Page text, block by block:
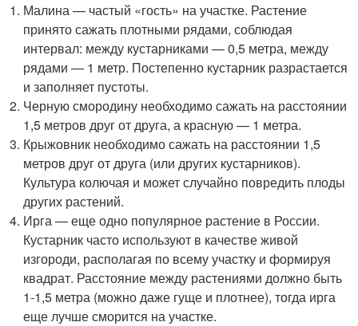
Малина — частый «гость» на участке. Растение
принято сажать плотными рядами, соблюдая
интервал: между кустарниками — 0,5 метра, между
рядами — 1 метр. Постепенно кустарник разрастается
и заполняет пустоты.
Черную смородину необходимо сажать на расстоянии
1,5 метров друг от друга, а красную — 1 метра.
Крыжовник необходимо сажать на расстоянии 1,5
метров друг от друга (или других кустарников).
Культура колючая и может случайно повредить плоды
других растений.
Ирга — еще одно популярное растение в России.
Кустарник часто используют в качестве живой
изгороди, располагая по всему участку и формируя
квадрат. Расстояние между растениями должно быть
1-1,5 метра (можно даже гуще и плотнее), тогда ирга
еще лучше сморится на участке.